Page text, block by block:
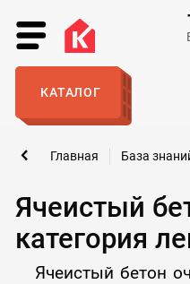
КАТАЛОГ
Ячеистый
категория
Главная База
Ячеистый бетон